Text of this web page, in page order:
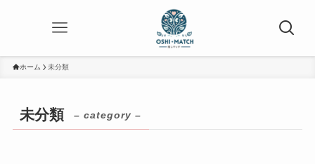
ホーム 未分類
未分類 – category –